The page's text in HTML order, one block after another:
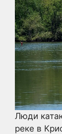
Люди
реке в